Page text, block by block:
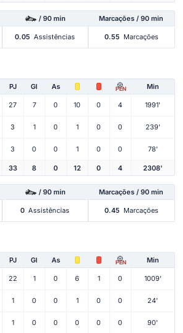
/ 90 min Marcações / 90 min
0.05 Assistências 0.55 Marcações
PJ Gl As PEN Min
27 7 0 10 0 4 1991'
3 1 0 1 0 0 239'
3 0 0 1 0 0 78'
33 8 0 12 0 4 2308'
/ 90 min Marcações / 90 min
0 Assistências 0.45 Marcações
PJ Gl As PEN Min
22 1 0 6 1 0 1009'
1 0 0 1 0 0 24'
1 0 0 0 0 0 90'